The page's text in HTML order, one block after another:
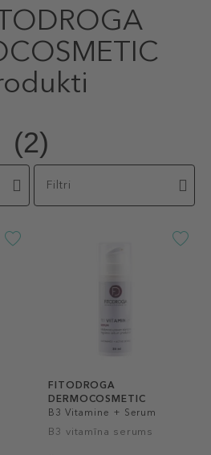
(2)
Filtri
FITODROGA
DERMOCOSMETIC
B3 Vitamine + Serum
B3 vitamīna serums